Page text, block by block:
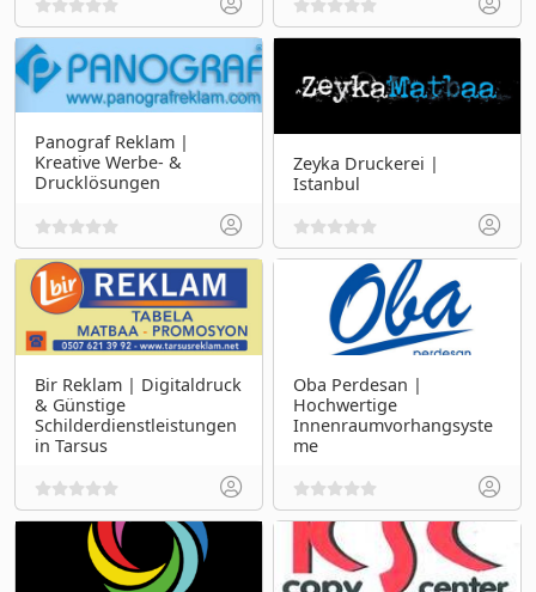
Panograf Reklam |
Kreative Werbe- &
Drucklösungen
Zeyka Druckerei |
Istanbul
Bir Reklam | Digitaldruck
& Günstige
Schilderdienstleistungen
in Tarsus
Oba Perdesan |
Hochwertige
Innenraumvorhangsyste
me